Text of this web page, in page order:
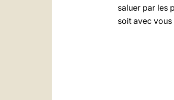
saluer par les
soit avec vous